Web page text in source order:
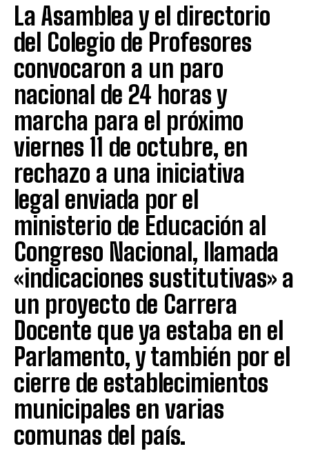
La Asamblea y el directorio
del Colegio de Profesores
convocaron a un paro
nacional de 24 horas y
marcha para el próximo
viernes 11 de octubre, en
rechazo a una iniciativa
legal enviada por el
ministerio de Educación al
Congreso Nacional, llamada
«indicaciones sustitutivas» a
un proyecto de Carrera
Docente que ya estaba en el
Parlamento, y también por el
cierre de establecimientos
municipales en varias
comunas del país.